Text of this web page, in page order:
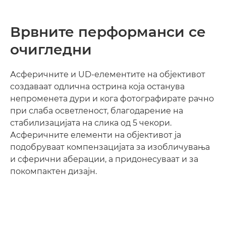
Врвните перформанси се
очигледни
Асферичните и UD-елементите на објективот
создаваат одлична острина која останува
непроменета дури и кога фотографирате рачно
при слаба осветленост, благодарение на
стабилизацијата на слика од 5 чекори.
Асферичните елементи на објективот ја
подобруваат компензацијата за изобличувања
и сферични аберации, а придонесуваат и за
покомпактен дизајн.